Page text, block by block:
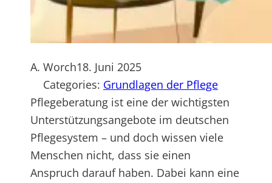
A. Worch18. Juni 2025
Categories: Grundlagen der Pflege
Pflegeberatung ist eine der wichtigsten
Unterstützungsangebote im deutschen
Pflegesystem – und doch wissen viele
Menschen nicht, dass sie einen
Anspruch darauf haben. Dabei kann eine